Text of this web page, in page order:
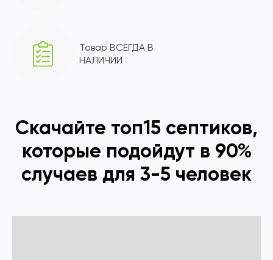
Товар ВСЕГДА В
НАЛИЧИИ
Скачайте топ15 септиков,
которые подойдут в 90%
случаев для 3-5 человек